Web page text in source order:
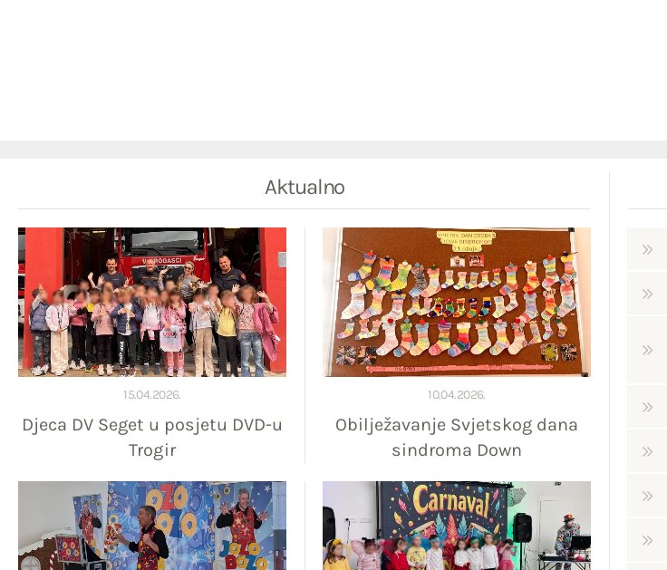
Aktualno
15.04.2026.
Djeca DV Seget u posjetu DVD-u
Trogir
10.04.2026.
Obilježavanje Svjetskog dana
sindroma Down